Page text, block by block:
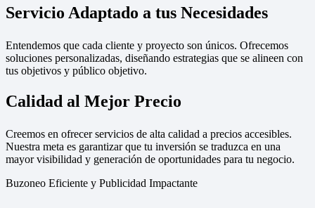
Servicio Adaptado a tus Necesidades
Entendemos que cada cliente y proyecto son únicos. Ofrecemos
soluciones personalizadas, diseñando estrategias que se alineen con
tus objetivos y público objetivo.
Calidad al Mejor Precio
Creemos en ofrecer servicios de alta calidad a precios accesibles.
Nuestra meta es garantizar que tu inversión se traduzca en una
mayor visibilidad y generación de oportunidades para tu negocio.
Buzoneo Eficiente y Publicidad Impactante